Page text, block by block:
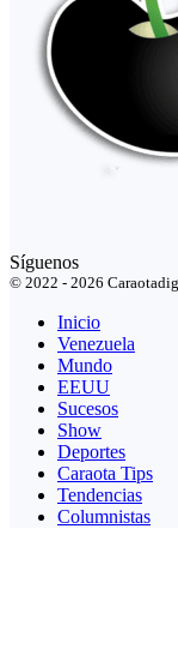
Síguenos
© 2022 - 2026
Inicio
Venezuela
Mundo
EEUU
Sucesos
Show
Deportes
Caraota Tips
Tendencias
Columnistas